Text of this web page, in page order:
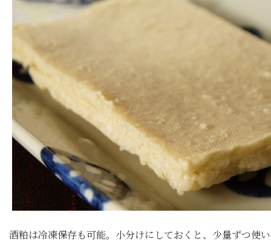
酒粕は冷凍保存も可能。小分けにしておくと、少量ずつ使